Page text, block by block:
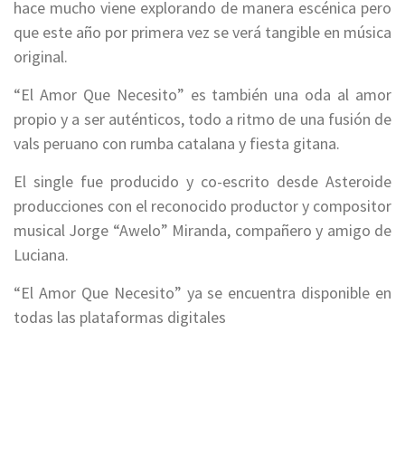
hace mucho viene explorando de manera escénica pero
que este año por primera vez se verá tangible en música
original.
“El Amor Que Necesito” es también una oda al amor
propio y a ser auténticos, todo a ritmo de una fusión de
vals peruano con rumba catalana y fiesta gitana.
El single fue producido y co-escrito desde Asteroide
producciones con el reconocido productor y compositor
musical Jorge “Awelo” Miranda, compañero y amigo de
Luciana.
“El Amor Que Necesito” ya se encuentra disponible en
todas las plataformas digitales